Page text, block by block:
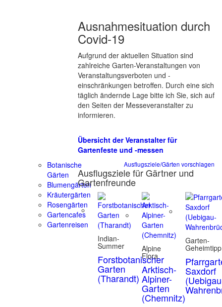
Ausnahmesituation durch
Covid-19
Aufgrund der aktuellen Situation sind
zahlreiche Garten-Veranstaltungen von
Veranstaltungsverboten und -
einschränkungen betroffen. Durch eine sich
täglich ändernde Lage bitte ich Sie, sich auf
den Seiten der Messeveranstalter zu
informieren.
Übersicht der Veranstalter für
Gartenfeste und -messen
Botanische
Gärten
Blumengärten
Kräutergärten
Rosengärten
Gartencafes
Gartenreisen
Ausflugsziele/Gärten vorschlagen
Ausflugsziele für Gärtner und
Gartenfreunde
Indian-
Summer
Forstbotanischer
Garten
(Tharandt)
Alpine
Flora
Arktisch-
Alpiner-
Garten
(Chemnitz)
Garten-
Geheimtipp
Saxdorf